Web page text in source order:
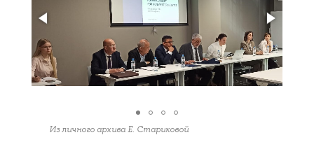
Из личного архива Е. Стариковой